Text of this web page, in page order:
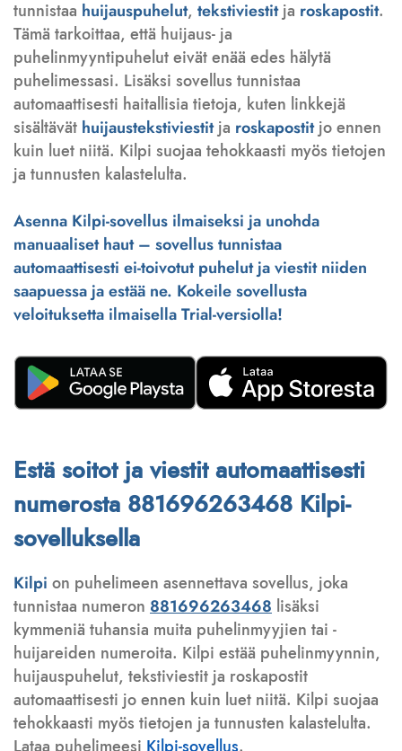
tunnistaa huijauspuhelut, tekstiviestitja roskapostit.
Tämä tarkoittaa, että huijaus- ja
puhelinmyyntipuhelut eivät enää edes hälytä
puhelimessasi. Lisäksi sovellus tunnistaa
automaattisesti haitallisia tietoja, kuten linkkejä
sisältävät huijaustekstiviestitja roskapostitjo ennen
kuin luet niitä. Kilpi suojaa tehokkaasti myös tietojen
ja tunnusten kalastelulta.
Asenna Kilpi-sovellus ilmaiseksi ja unohda
manuaaliset haut – sovellus tunnistaa
automaattisesti ei-toivotut puhelut ja viestit niiden
saapuessa ja estää ne. Kokeile sovellusta
veloituksetta ilmaisella Trial-versiolla!
Estä soitot ja viestit automaattisesti
numerosta 881696263468 Kilpi-
sovelluksella
Kilpi on puhelimeen asennettava sovellus, joka
tunnistaa numeron 881696263468 lisäksi
kymmeniä tuhansia muita puhelinmyyjien tai -
huijareiden numeroita. Kilpi estää puhelinmyynnin,
huijauspuhelut, tekstiviestit ja roskapostit
automaattisesti jo ennen kuin luet niitä. Kilpi suojaa
tehokkaasti myös tietojen ja tunnusten kalastelulta.